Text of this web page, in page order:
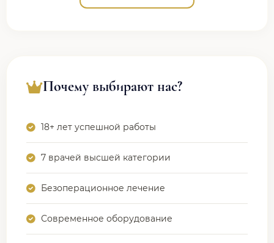
Почему выбирают нас?
18+ лет успешной работы
7 врачей высшей категории
Безоперационное лечение
Современное оборудование